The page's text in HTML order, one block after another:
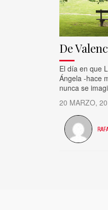
De
El día en que
Ángela -hace
nunca se
20 MARZO,